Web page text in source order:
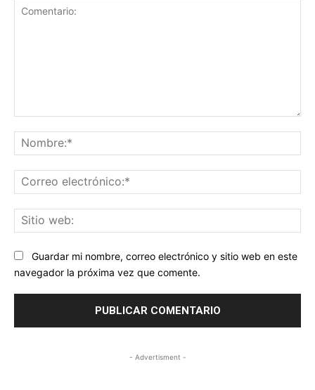
Guardar mi nombre, correo electrónico y sitio web en este
navegador la próxima vez que comente.
- Advertisment -